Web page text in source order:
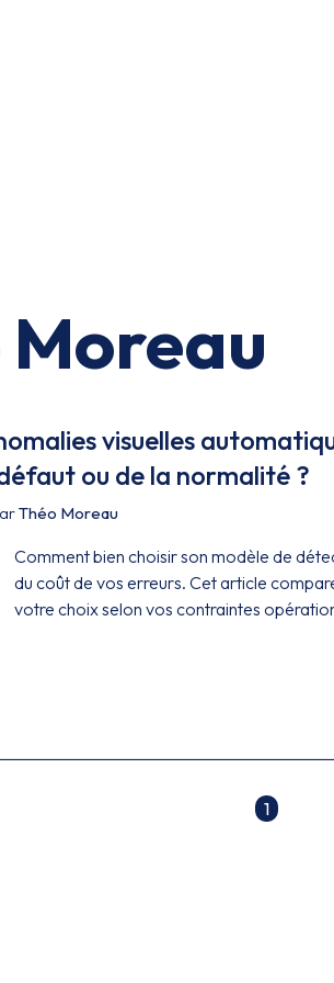
visuelles
ou de la normalité ?
Théo Moreau
Comment bien choisir son modèle de
du coût de vos erreurs. Cet article
votre choix selon vos contraintes
1